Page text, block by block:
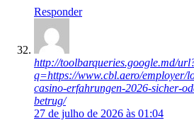
Responder
http://toolbarqueries.google.md/
q=https://www.cbl.aero/employer/
casino-erfahrungen-2026-sicher-
betrug/
27 de julho de 2026 às 01:04